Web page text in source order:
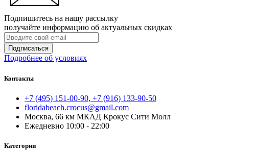
Подпишитесь на нашу рассылку
получайте информацию об актуальных скидках
Подписаться
Подробнее об условиях
Контакты
+7 (495) 151-00-90, +7 (916) 133-90-50
floridabeach.crocus@gmail.com
Москва, 66 км МКАД Крокус Сити Молл
Ежедневно 10:00 - 22:00
Категории